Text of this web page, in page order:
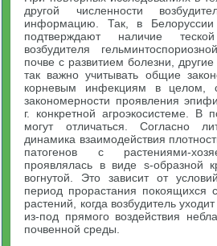
другой численности
информацию. Так, в Белоруссии
подтверждают наличие
возбудителя
почве с развитием болезни,
так важно учитывать общие
корневым инфекциям в целом,
закономерности проявления
г. конкретной агроэкосистеме. В
могут отличаться. Согласно
динамика взаимодействия
патогенов с растениями-
проявлялась в виде s-образной
вогнутой. Это зависит от
период прорастания покоящихся
растений, когда возбудитель
из-под прямого воздействия
почвенной среды.